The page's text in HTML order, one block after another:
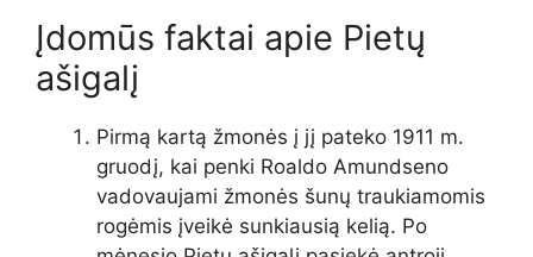
Įdomūs faktai apie Pietų
ašigalį
Pirmą kartą žmonės į jį pateko 1911 m.
gruodį, kai penki Roaldo Amundseno
vadovaujami žmonės šunų traukiamomis
rogėmis įveikė sunkiausią kelią. Po